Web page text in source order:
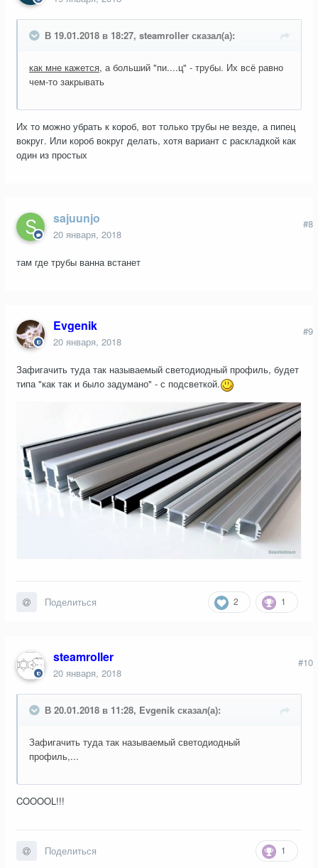
В 19.01.2018 в 18:27, steamroller сказал(а):
как мне кажется, а больший "пи....ц" - трубы. Их всё равно
чем-то закрывать
Их то можно убрать к короб, вот только трубы не везде, а пипец
вокруг. Или короб вокруг делать, хотя вариант с раскладкой как
один из простых
sajuunjo
20 января, 2018
#8
там где трубы ванна встанет
Evgenik
20 января, 2018
#9
Зафигачить туда так называемый светодиодный профиль, будет
типа "как так и было задумано" - с подсветкой.
2 1
Поделиться
steamroller
20 января, 2018
#10
В 20.01.2018 в 11:28, Evgenik сказал(а):
Зафигачить туда так называемый светодиодный
профиль,...
COOOOL!!!
1
Поделиться